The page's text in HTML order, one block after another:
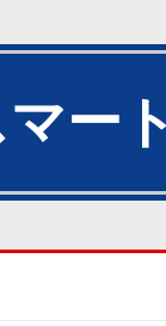
マー